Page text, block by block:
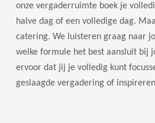
onze vergaderruimte boek je
halve dag of een volledige dag.
catering. We luisteren graag naar
welke formule het best aansluit bij
ervoor dat jij je volledig kunt
geslaagde vergadering of